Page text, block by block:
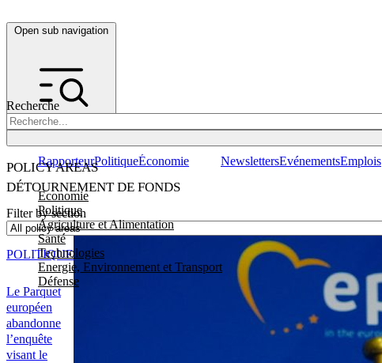
Open sub navigation
Recherche
POLICY AREAS
Economie
Politique
Agriculture et Alimentation
Santé
Technologies
Energie, Environnement et Transport
Défense
RapporteurPolitiqueÉconomie NewslettersEvénementsEmplois
DÉTOURNEMENT DE FONDS
Filter by section
Le Parquet
européen
abandonne
l’enquête
visant le
POLITIQUE